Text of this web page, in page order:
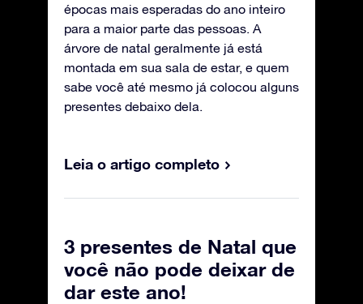
épocas mais esperadas do ano inteiro
para a maior parte das pessoas. A
árvore de natal geralmente já está
montada em sua sala de estar, e quem
sabe você até mesmo já colocou alguns
presentes debaixo dela.
Leia o artigo completo
3 presentes de Natal que
você não pode deixar de
dar este ano!